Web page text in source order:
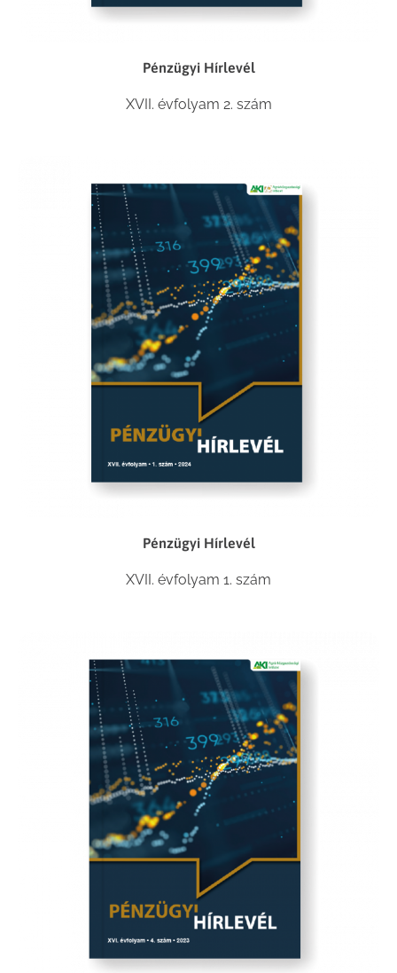
Pénzügyi Hírlevél
XVII. évfolyam 2. szám
Pénzügyi Hírlevél
XVII. évfolyam 1. szám